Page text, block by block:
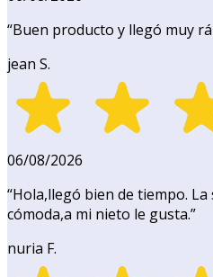
“Buen producto y llegó muy
jean S.
06/08/2026
“Hola,llegó bien de tiempo.
cómoda,a mi nieto le gusta.”
nuria F.